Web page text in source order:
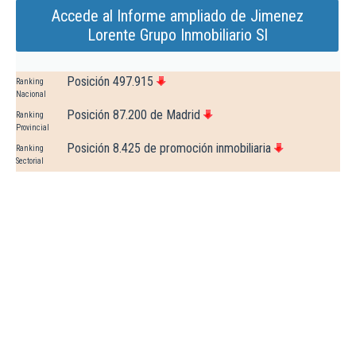
Accede al Informe ampliado de Jimenez
Lorente Grupo Inmobiliario Sl
Ranking
Nacional
Posición 497.915
Ranking
Provincial
Posición 87.200 de Madrid
Ranking
Sectorial
Posición 8.425 de promoción inmobiliaria